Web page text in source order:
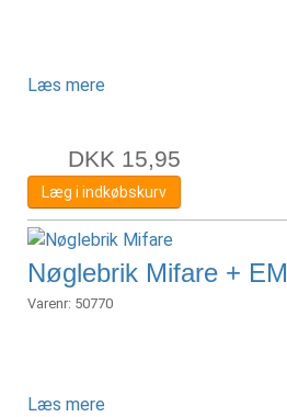
Læs mere
DKK 15,95
Læg i indkøbskurv
Nøglebrik Mifare + EM
Varenr: 50770
Læs mere